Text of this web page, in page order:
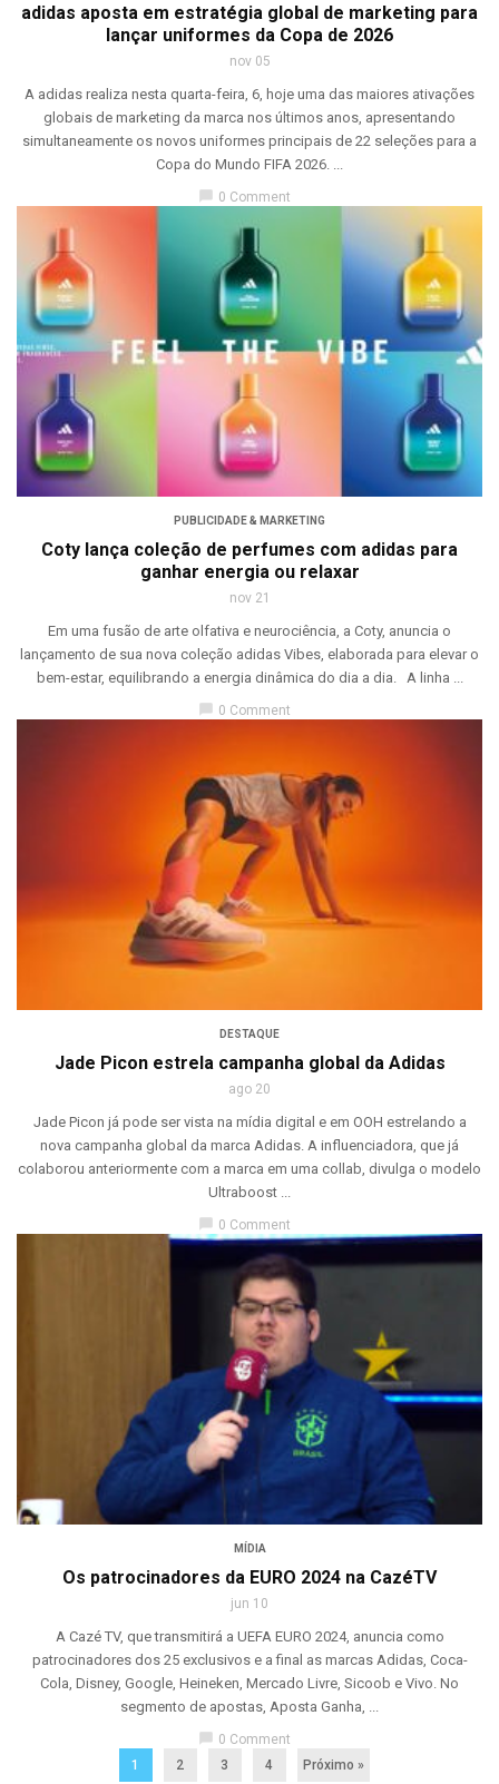
adidas aposta em estratégia global de marketing para
lançar uniformes da Copa de 2026
nov 05
A adidas realiza nesta quarta-feira, 6, hoje uma das maiores ativações
globais de marketing da marca nos últimos anos, apresentando
simultaneamente os novos uniformes principais de 22 seleções para a
Copa do Mundo FIFA 2026. ...
0 Comment
PUBLICIDADE & MARKETING
Coty lança coleção de perfumes com adidas para
ganhar energia ou relaxar
nov 21
Em uma fusão de arte olfativa e neurociência, a Coty, anuncia o
lançamento de sua nova coleção adidas Vibes, elaborada para elevar o
bem-estar, equilibrando a energia dinâmica do dia a dia. A linha ...
0 Comment
DESTAQUE
Jade Picon estrela campanha global da Adidas
ago 20
Jade Picon já pode ser vista na mídia digital e em OOH estrelando a
nova campanha global da marca Adidas. A influenciadora, que já
colaborou anteriormente com a marca em uma collab, divulga o modelo
Ultraboost ...
chat_bubble 0 Comment
MÍDIA
Os patrocinadores da EURO 2024 na CazéTV
jun 10
A Cazé TV, que transmitirá a UEFA EURO 2024, anuncia como
patrocinadores dos 25 exclusivos e a final as marcas Adidas, Coca-
Cola, Disney, Google, Heineken, Mercado Livre, Sicoob e Vivo. No
segmento de apostas, Aposta Ganha, ...
chat_bubble 0 Comment
1
2 3 4 Próximo »